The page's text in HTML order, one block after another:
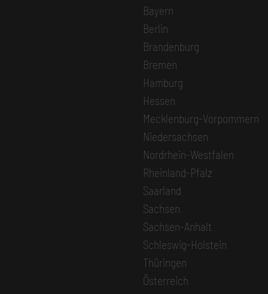
Bayern
Berlin
Brandenburg
Bremen
Hamburg
Hessen
Mecklenburg-Vorpommern
Niedersachsen
Nordrhein-Westfalen
Rheinland-Pfalz
Saarland
Sachsen
Sachsen-Anhalt
Schleswig-Holstein
Thüringen
Österreich